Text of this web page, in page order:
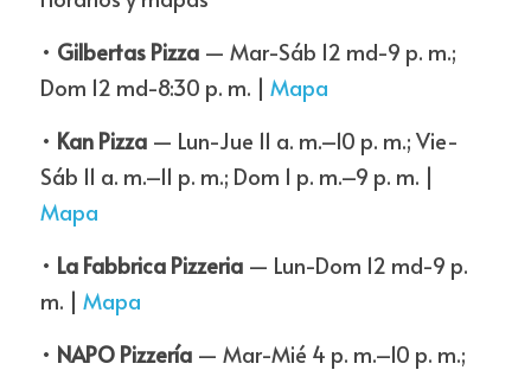
• Gilbertas Pizza — Mar-Sáb 12 md-9 p. m.;
Dom 12 md-8:30 p. m. | Mapa
• Kan Pizza — Lun-Jue 11 a. m.–10 p. m.; Vie-
Mapa
• La Fabbrica Pizzeria — Lun-Dom 12 md-9 p.
m. | Mapa
• NAPO Pizzería — Mar-Mié 4 p. m.–10 p. m.;